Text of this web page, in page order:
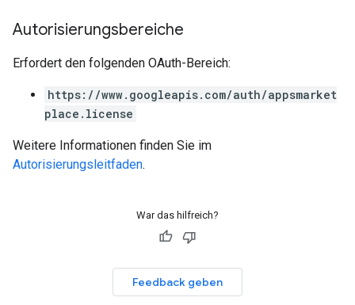
Autorisierungsbereiche
Erfordert den folgenden OAuth-Bereich:
https://www.googleapis.com/auth/appsmarket
place.license
Weitere Informationen finden Sie im
Autorisierungsleitfaden.
War das hilfreich?
Feedback geben